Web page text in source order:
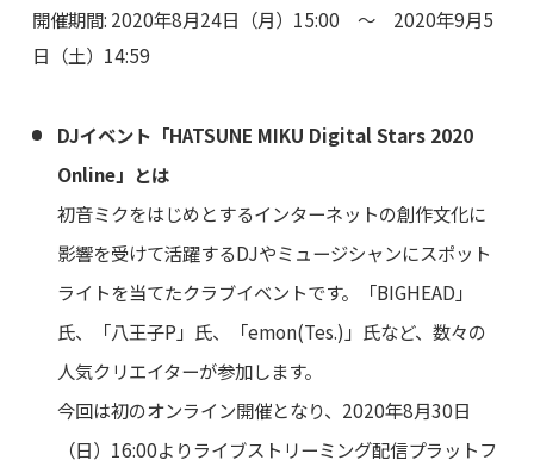
開催期間: 2020年8月24日（月）15:00 ～ 2020年9月5
日（土）14:59
DJイベント「HATSUNE MIKU Digital Stars 2020
Online」とは
初音ミクをはじめとするインターネットの創作文化に
影響を受けて活躍するDJやミュージシャンにスポット
ライトを当てたクラブイベントです。「BIGHEAD」
氏、「八王子P」氏、「emon(Tes.)」氏など、数々の
人気クリエイターが参加します。
今回は初のオンライン開催となり、2020年8月30日
（日）16:00よりライブストリーミング配信プラットフ